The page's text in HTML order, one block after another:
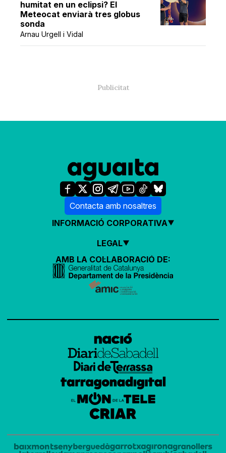
humitat en un eclipsi? El
Meteocat enviarà tres globus
sonda
Arnau Urgell i Vidal
Contacta amb nosaltres
INFORMACIÓ CORPORATIVA
LEGAL
AMB LA COL·LABORACIÓ DE: